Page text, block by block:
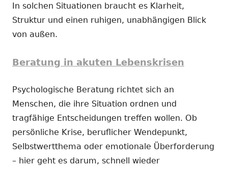
In solchen Situationen braucht es Klarheit,
Struktur und einen ruhigen, unabhängigen Blick
von außen.
Beratung in akuten Lebenskrisen
Psychologische Beratung richtet sich an
Menschen, die ihre Situation ordnen und
tragfähige Entscheidungen treffen wollen. Ob
persönliche Krise, beruflicher Wendepunkt,
Selbstwertthema oder emotionale Überforderung
– hier geht es darum, schnell wieder